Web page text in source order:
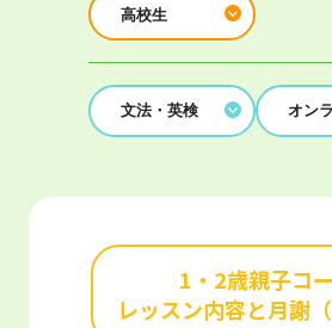
高校生
文法・英検 オン
1・2歳親子コ
レッスン内容と月謝（